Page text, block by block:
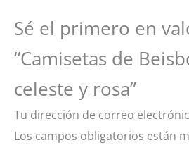
Sé el primero en
“Camisetas de
celeste y rosa”
Tu dirección de correo
Los campos obligatorios están